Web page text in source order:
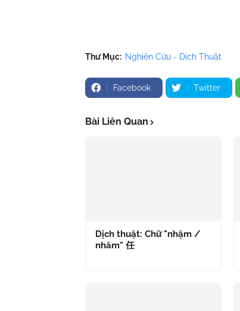
Thư Mục: Nghiên Cứu - Dịch Thuật
Facebook Twitter
Bài Liên Quan
Dịch thuật: Chữ "nhậm /
nhâm" 任